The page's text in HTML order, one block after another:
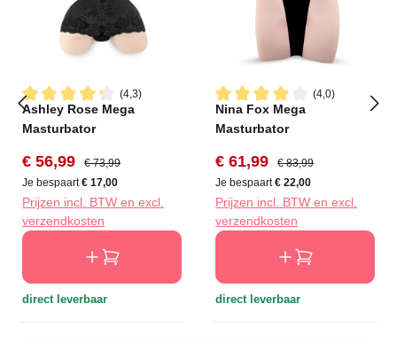
(4,3)
Gemiddelde waardering van 4.3 van 5 sterren
Ashley Rose Mega
Masturbator
Verkoopprijs:
€ 56,99 Normale prijs:
€ 73,99
Je bespaart€ 17,00
Prijzen incl. BTW en excl.
verzendkosten
direct leverbaar
(4,0)
Gemiddelde waardering van
Nina Fox Mega
Masturbator
Verkoopprijs:
€ 61,99 Normale prijs:
€ 83,99
Je bespaart€ 22,00
Prijzen incl. BTW en excl.
verzendkosten
direct leverbaar